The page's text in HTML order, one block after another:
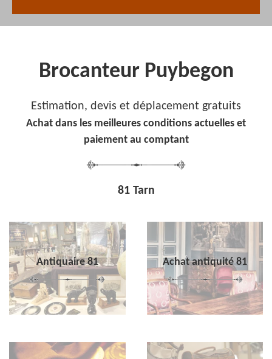
Brocanteur Puybegon
Estimation, devis et déplacement gratuits
Achat dans les meilleures conditions actuelles et
paiement au comptant
81 Tarn
Antiquaire 81 Achat antiquité 81